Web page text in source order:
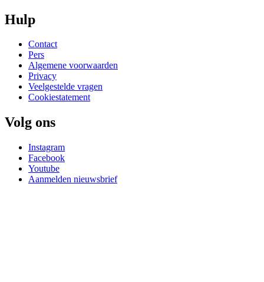
Hulp
Contact
Pers
Algemene voorwaarden
Privacy
Veelgestelde vragen
Cookiestatement
Volg ons
Instagram
Facebook
Youtube
Aanmelden nieuwsbrief